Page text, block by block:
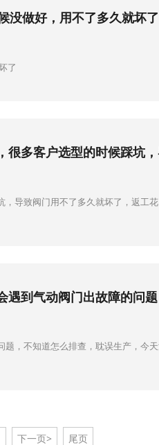
没做好，用不了多久就坏了
了
导致阀门用不了多久就坏了，返工
，不知道怎么排查，耽误生产，今
下一页> 尾页